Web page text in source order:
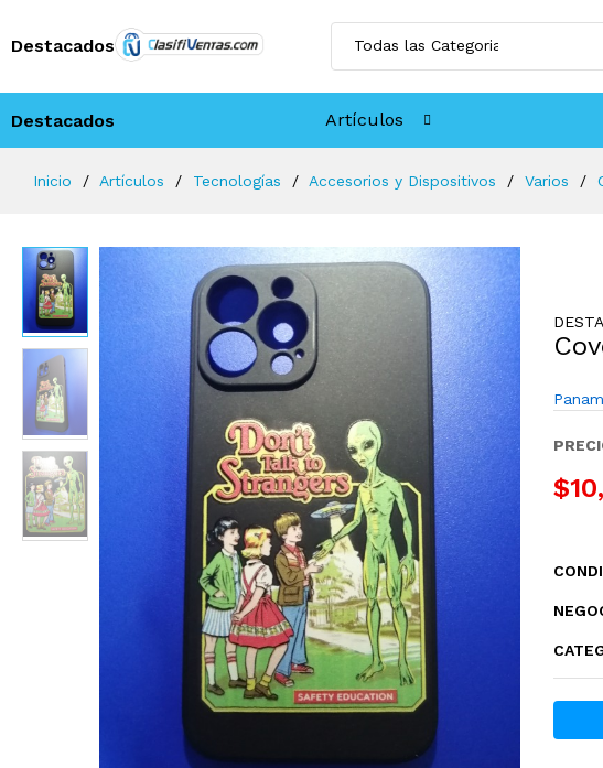
Destacados
Destacados Artículos
Inicio Artículos Tecnologí­as Accesorios y Dispositivos Varios